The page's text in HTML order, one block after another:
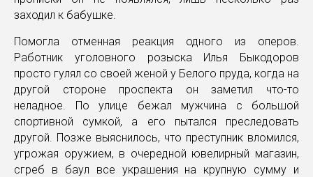
заходил к бабушке.
Помогла отменная реакция одного из оперов.
Работник уголовного розыска Илья Быкодоров
просто гулял со своей женой у Белого пруда, когда на
другой стороне проспекта он заметил что-то
неладное. По улице бежал мужчина с большой
спортивной сумкой, а его пытался преследовать
другой. Позже выяснилось, что преступник вломился,
угрожая оружием, в очередной ювелирный магазин,
сгреб в баул все украшения на крупную сумму и